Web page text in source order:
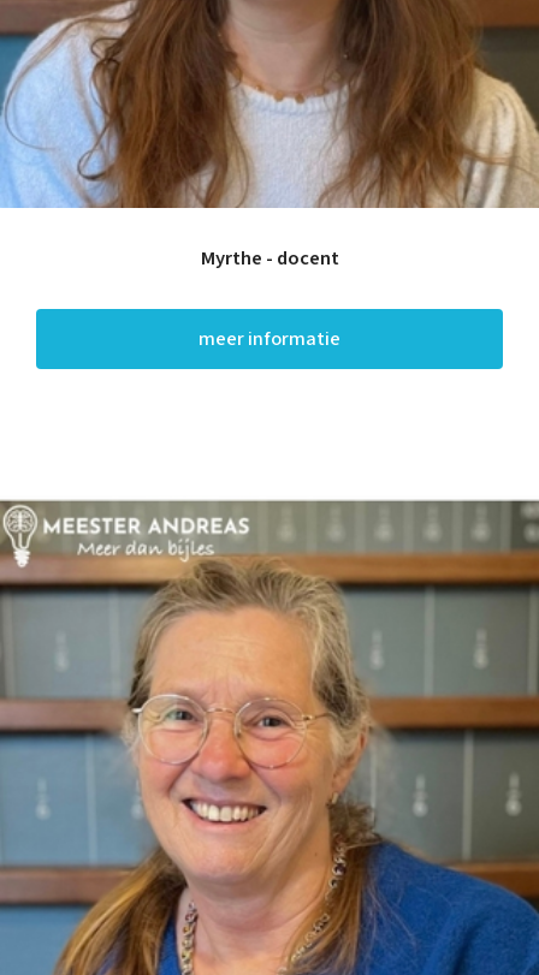
Thuis oefenen
Basisschool
Rekenen
Technisch lezen
Begrijpend lezen
Dyscalculie
Toetstraining
Middelbare school
Economie
Engels
Frans
Geschiedenis
Grieks
Latijn
Maatschappijleer
Natuurkunde
Nederlands
Scheikunde
Wiskunde
Mbo/hbo
Rekenen
Nederlands
Engels
Taaltoets | Pabo
Rekenen- en
Wiskundetoets | Pabo
HBO 21+ toelating
voorbereiden
Medisch rekenen
Myrthe - docent
meer informatie